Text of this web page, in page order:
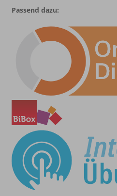
Passend dazu: